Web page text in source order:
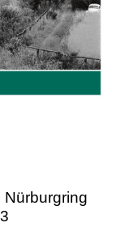
Nürburgring